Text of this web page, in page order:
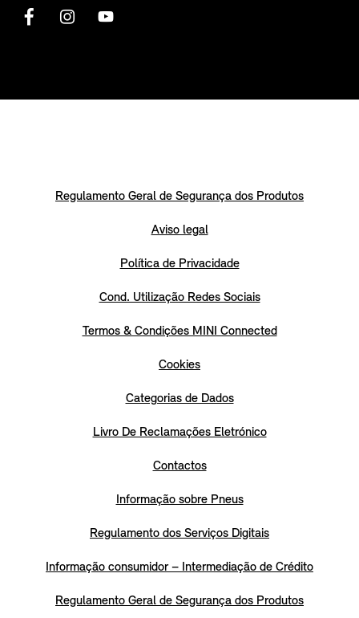
Regulamento Geral de Segurança dos Produtos
Aviso legal
Política de Privacidade
Cond. Utilização Redes Sociais
Termos & Condições MINI Connected
Cookies
Categorias de Dados
Livro De Reclamações Eletrónico
Contactos
Informação sobre Pneus
Regulamento dos Serviços Digitais
Informação consumidor – Intermediação de Crédito
Regulamento Geral de Segurança dos Produtos